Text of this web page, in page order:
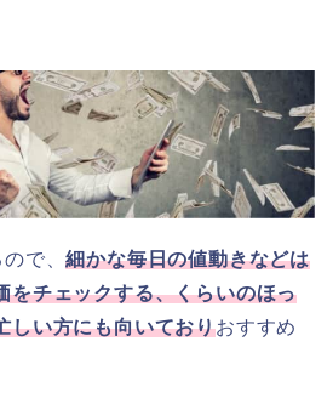
ので、細かな毎日の値動きなどは
をチェックする、くらいのほっ
しい方にも向いておりおすすめ